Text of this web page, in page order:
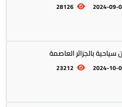
2024-
28126
بالجزائر العاصمة
2024-
23212